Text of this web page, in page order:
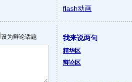
flash动画
设为辩论话题 我来说两句
精华区
辩论区